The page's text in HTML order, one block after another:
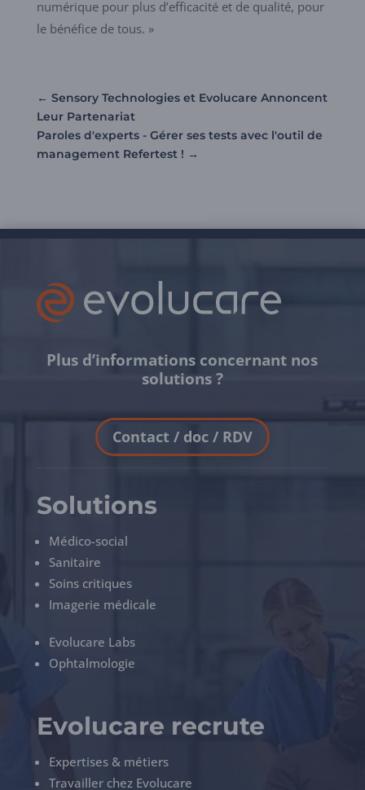
numérique pour plus d’efficacité et de qualité, pour
le bénéfice de tous. »
← Sensory Technologies et Evolucare Annoncent
Leur Partenariat
Paroles d'experts - Gérer ses tests avec l'outil de
management Refertest ! →
Plus d’informations concernant nos
solutions ?
Contact / doc / RDV
Solutions
Médico-social
Sanitaire
Soins critiques
Imagerie médicale
Evolucare Labs
Ophtalmologie
Evolucare recrute
Expertises & métiers
Travailler chez Evolucare